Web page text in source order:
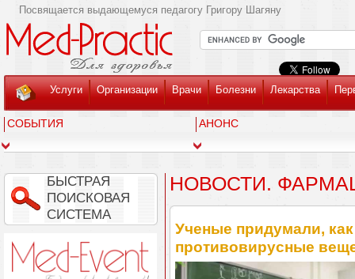
Посвящается выдающемуся педагогу Григору Шагяну
Услуги Организации Врачи Болезни Лекарства
СОБЫТИЯ АНОНС
БЫСТРАЯ
ПОИСКОВАЯ
СИСТЕМА
НОВОСТИ.
Ученые придумали,
противовирусные